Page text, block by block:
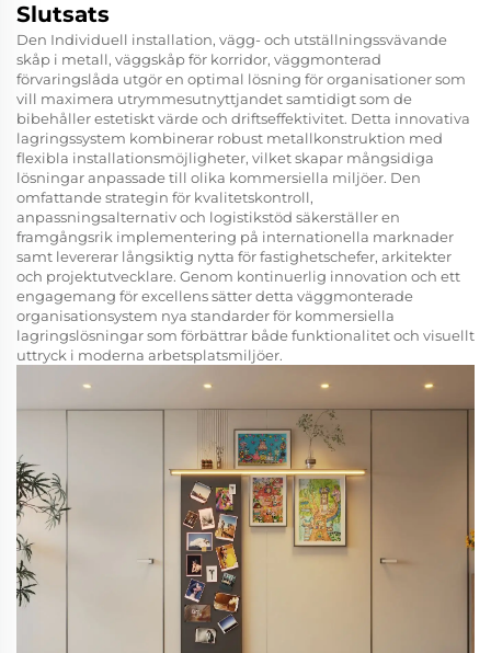
Slutsats
Den Individuell installation, vägg- och utställningssvävande
skåp i metall, väggskåp för korridor, väggmonterad
förvaringslåda utgör en optimal lösning för organisationer som
vill maximera utrymmesutnyttjandet samtidigt som de
bibehåller estetiskt värde och driftseffektivitet. Detta innovativa
lagringssystem kombinerar robust metallkonstruktion med
flexibla installationsmöjligheter, vilket skapar mångsidiga
lösningar anpassade till olika kommersiella miljöer. Den
omfattande strategin för kvalitetskontroll,
anpassningsalternativ och logistikstöd säkerställer en
framgångsrik implementering på internationella marknader
samt levererar långsiktig nytta för fastighetschefer, arkitekter
och projektutvecklare. Genom kontinuerlig innovation och ett
engagemang för excellens sätter detta väggmonterade
organisationsystem nya standarder för kommersiella
lagringslösningar som förbättrar både funktionalitet och visuellt
uttryck i moderna arbetsplatsmiljöer.